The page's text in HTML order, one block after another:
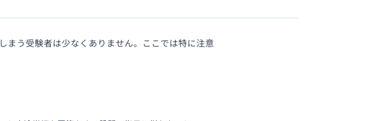
まう受験者は少なくありません。ここでは特に注意